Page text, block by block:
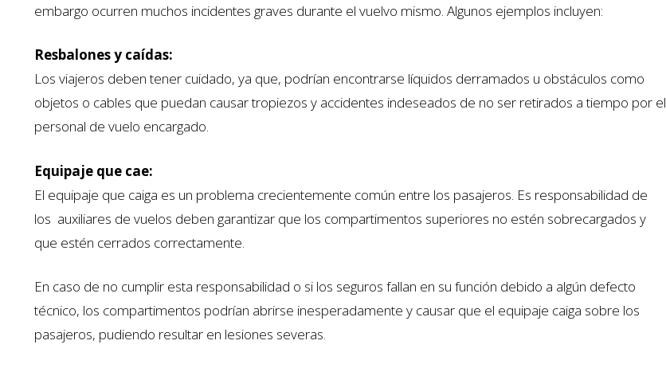
embargo ocurren muchos incidentes graves durante el vuelvo mismo. Algunos ejemplos incluyen:
Resbalones y caídas:
Los viajeros deben tener cuidado, ya que, podrían encontrarse líquidos derramados u obstáculos como
objetos o cables que puedan causar tropiezos y accidentes indeseados de no ser retirados a tiempo por el
personal de vuelo encargado.
Equipaje que cae:
El equipaje que caiga es un problema crecientemente común entre los pasajeros. Es responsabilidad de
los auxiliares de vuelos deben garantizar que los compartimentos superiores no estén sobrecargados y
que estén cerrados correctamente.
En caso de no cumplir esta responsabilidad o si los seguros fallan en su función debido a algún defecto
técnico, los compartimentos podrían abrirse inesperadamente y causar que el equipaje caiga sobre los
pasajeros, pudiendo resultar en lesiones severas.